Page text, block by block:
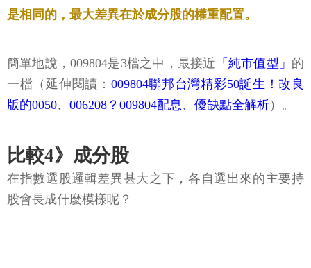
是相同的，最大差異在於成分股的權重配置。
簡單地說，009804是3檔之中，最接近 「純市值型」 的
一檔（延伸閱讀： 009804聯邦台灣精彩50誕生！改良
版的0050、006208？009804配息、優缺點全解析）。
比較4》成分股
在指數選股邏輯差異甚大之下，各自選出來的主要持
股會長成什麼模樣呢？